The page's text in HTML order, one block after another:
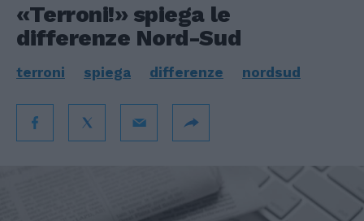
«Terroni!» spiega le
differenze Nord-Sud
terroni spiega differenze nordsud